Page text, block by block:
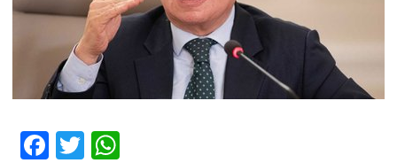
Facebook
TwitterWhatsApp